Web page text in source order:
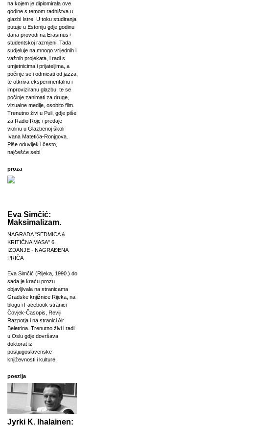
na kojem je diplomirala ove
godine s temom radništva u
glazbi Istre. U toku studiranja
putuje u Estoniju gdje godinu
dana provodi na Erasmus+
studentskoj razmjeni. Tada
sudjeluje na mnogo vrijednih i
važnih projekata, i radi s
umjetnicima i prijateljima, a
počinje se i odmicati od jazza,
te otkriva eksperimentalnu i
improviziranu glazbu, te se
počinje zanimati za druge,
vizualne medije, osobito film.
Trenutno živi u Puli, gdje piše
za Radio Rojc i predaje
violinu u Glazbenoj školi
Ivana Matetića-Ronjgova.
Piše oduvijek i često,
najčešće sebi.
proza
Eva Simčić:
Maksimalizam.
NAGRADA "SEDMICA &
KRITIČNA MASA" 6.
IZDANJE - NAGRAĐENA
PRIČA
Eva Simčić (Rijeka, 1990.) do
sada je kraću prozu
objavljivala na stranicama
Gradske knjižnice Rijeka, na
blogu i Facebook stranici
Čovjek-Časopis, Reviji
Razpotja i na stranici Air
Beletrina. Trenutno živi i radi
u Oslu gdje dovršava
doktorat iz
postjugoslavenske
književnosti i kulture.
poezija
Jyrki K. Ihalainen: